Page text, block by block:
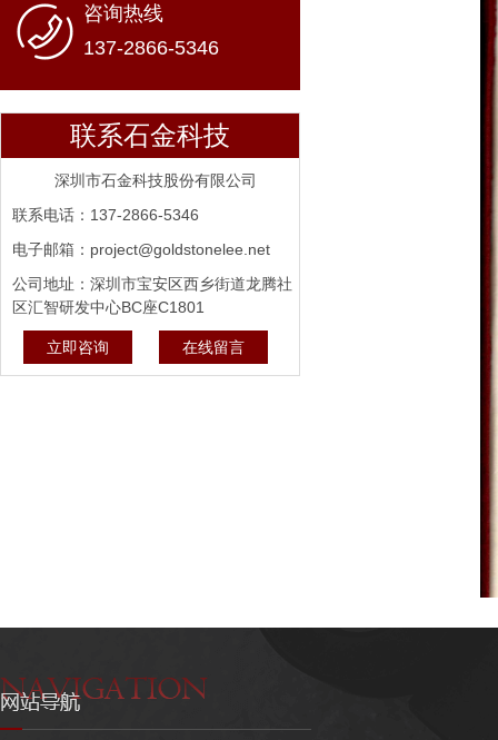
咨询热线
137-2866-5346
联系石金科技
深圳市石金科技股份有限公司
联系电话：137-2866-5346
电子邮箱：project@goldstonelee.net
公司地址：深圳市宝安区西乡街道龙腾社
区汇智研发中心BC座C1801
立即咨询 在线留言